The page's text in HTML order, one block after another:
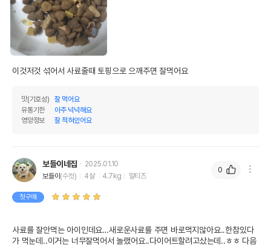
이것저것 섞어서 사료줄때 토핑으로 으깨주면 잘먹어요
맛(기호성)
잘 먹어요
유통기한
아주 넉넉해요
영양정보
잘 적혀있어요
보들이네집
2025.01.10
보들이 (수컷) 4살 4.7kg 말티즈
첫구매
사료를 잘안먹는 아이인데요…새로운사료를 주면 바로먹지않아요..한참있다
가 먹눈데..이거는 너무잘먹어서 놀랬어요..다이어트할려고샀는데..ㅎㅎ 다음
0